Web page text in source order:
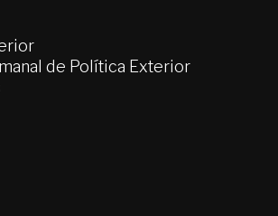
de Política Exterior